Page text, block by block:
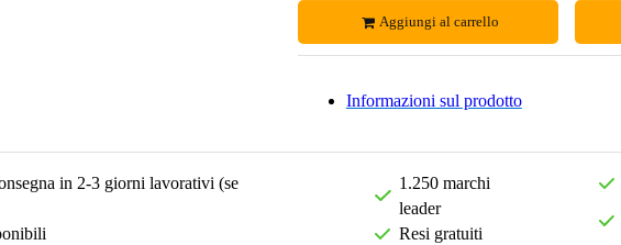
Aggiungi al carrello
Informazioni sul prodotto
in 2-3 giorni lavorativi (se
1.250 marchi
leader
Resi gratuiti